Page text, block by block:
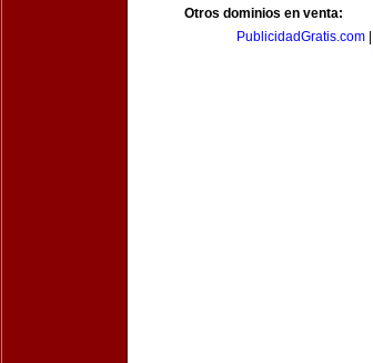
Otros dominios en venta:
PublicidadGratis.com